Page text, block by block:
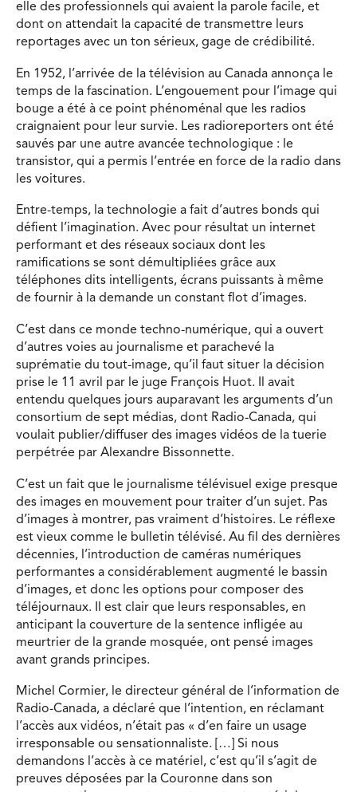
elle des professionnels qui avaient la parole facile, et
dont on attendait la capacité de transmettre leurs
reportages avec un ton sérieux, gage de crédibilité.
En 1952, l’arrivée de la télévision au Canada annonça le
temps de la fascination. L’engouement pour l’image qui
bouge a été à ce point phénoménal que les radios
craignaient pour leur survie. Les radioreporters ont été
sauvés par une autre avancée technologique : le
transistor, qui a permis l’entrée en force de la radio dans
les voitures.
Entre-temps, la technologie a fait d’autres bonds qui
défient l’imagination. Avec pour résultat un internet
performant et des réseaux sociaux dont les
ramifications se sont démultipliées grâce aux
téléphones dits intelligents, écrans puissants à même
de fournir à la demande un constant flot d’images.
C’est dans ce monde techno-numérique, qui a ouvert
d’autres voies au journalisme et parachevé la
suprématie du tout-image, qu’il faut situer la décision
prise le 11 avril par le juge François Huot. Il avait
entendu quelques jours auparavant les arguments d’un
consortium de sept médias, dont Radio-Canada, qui
voulait publier/diffuser des images vidéos de la tuerie
perpétrée par Alexandre Bissonnette.
C’est un fait que le journalisme télévisuel exige presque
des images en mouvement pour traiter d’un sujet. Pas
d’images à montrer, pas vraiment d’histoires. Le réflexe
est vieux comme le bulletin télévisé. Au fil des dernières
décennies, l’introduction de caméras numériques
performantes a considérablement augmenté le bassin
d’images, et donc les options pour composer des
téléjournaux. Il est clair que leurs responsables, en
anticipant la couverture de la sentence infligée au
meurtrier de la grande mosquée, ont pensé images
avant grands principes.
Michel Cormier, le directeur général de l’information de
Radio-Canada, a déclaré que l’intention, en réclamant
l’accès aux vidéos, n’était pas « d’en faire un usage
irresponsable ou sensationnaliste. […] Si nous
demandons l’accès à ce matériel, c’est qu’il s’agit de
preuves déposées par la Couronne dans son